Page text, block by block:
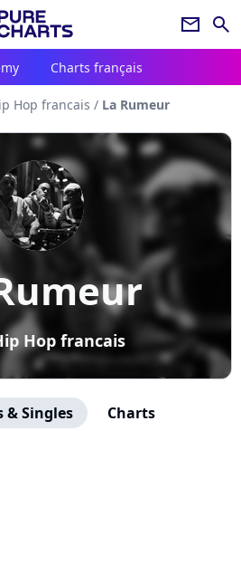
newsletter search
Charts français
Hop francais / La Rumeur
Hop francais
& Singles Charts